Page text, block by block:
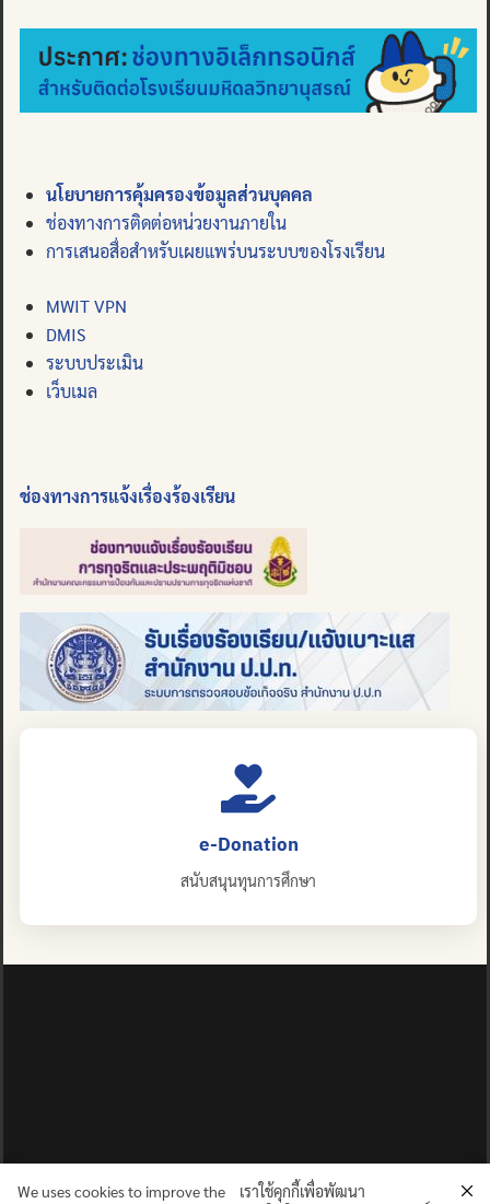
นโยบายการคุ้มครองข้อมูลส่วนบุคคล
ช่องทางการติดต่อหน่วยงานภายใน
การเสนอสื่อสำหรับเผยแพร่บนระบบของโรงเรียน
MWIT VPN
DMIS
ระบบประเมิน
เว็บเมล
ช่องทางการแจ้งเรื่องร้องเรียน
e-Donation
สนับสนุนทุนการศึกษา
We uses cookies to improve the
เราใช้คุกกี้เพื่อพัฒนา